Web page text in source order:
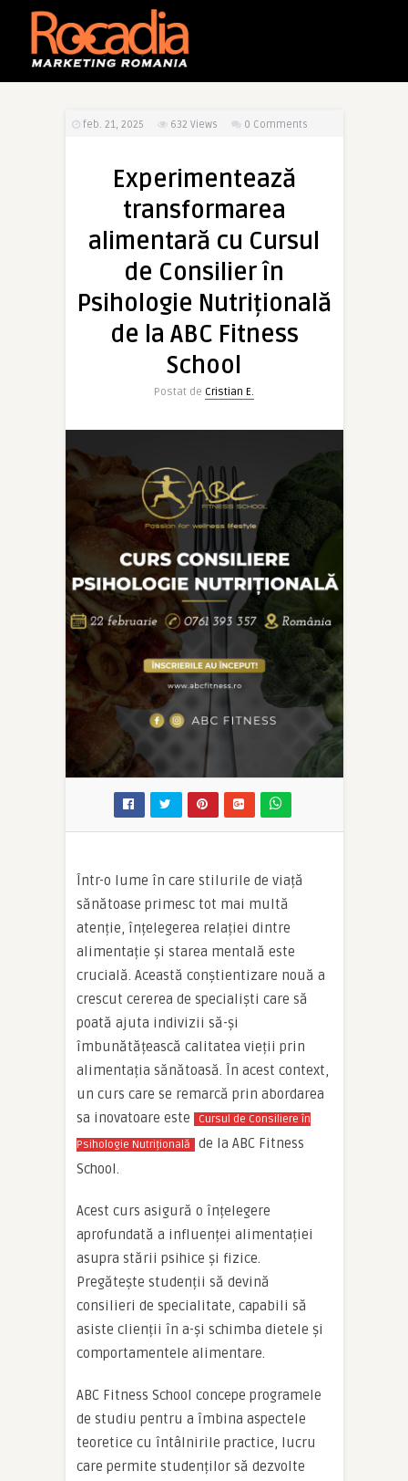
feb. 21, 2025 632 Views 0 Comments
Experimentează
transformarea
alimentară cu Cursul
de Consilier în
Psihologie Nutrițională
de la ABC Fitness
School
Postat de Cristian E.
Într-o lume în care stilurile de viață
sănătoase primesc tot mai multă
atenție, înțelegerea relației dintre
alimentație și starea mentală este
crucială. Această conștientizare nouă a
crescut cererea de specialiști care să
poată ajuta indivizii să-și
îmbunătățească calitatea vieții prin
alimentația sănătoasă. În acest context,
un curs care se remarcă prin abordarea
sa inovatoare este
Cursul de Consiliere în
Psihologie Nutrițională
de la ABC Fitness
School.
Acest curs asigură o înțelegere
aprofundată a influenței alimentației
asupra stării psihice și fizice.
Pregătește studenții să devină
consilieri de specialitate, capabili să
asiste clienții în a-și schimba dietele și
comportamentele alimentare.
ABC Fitness School concepe programele
de studiu pentru a îmbina aspectele
teoretice cu întâlnirile practice, lucru
care permite studenților să dezvolte